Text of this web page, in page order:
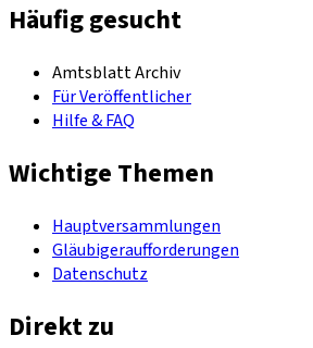
Häufig gesucht
Amtsblatt Archiv
Für Veröffentlicher
Hilfe & FAQ
Wichtige Themen
Hauptversammlungen
Gläubigeraufforderungen
Datenschutz
Direkt zu